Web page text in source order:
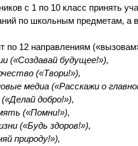
с 1 по 10 класс принять
по школьным предметам, а
по 12 направлениям
(«Создавай будущее!»),
(«Твори!»),
медиа («Расскажи о
добро!»),
(«Помни!»),
(«Будь здоров!»),
природу!»),